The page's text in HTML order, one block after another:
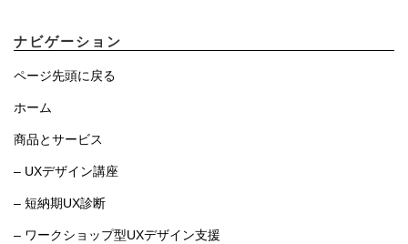
ナビゲーション
ページ先頭に戻る
ホーム
商品とサービス
– UXデザイン講座
– 短納期UX診断
– ワークショップ型UXデザイン支援